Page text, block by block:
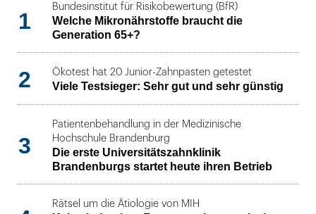
1
Bundesinstitut für Risikobewertung (BfR)
Welche Mikronährstoffe braucht die
Generation 65+?
2 Ökotest hat 20 Junior-Zahnpasten getestet
Viele Testsieger: Sehr gut und sehr günstig
3
Patientenbehandlung in der Medizinische
Hochschule Brandenburg
Die erste Universitätszahnklinik
Brandenburgs startet heute ihren Betrieb
Rätsel um die Ätiologie von MIH